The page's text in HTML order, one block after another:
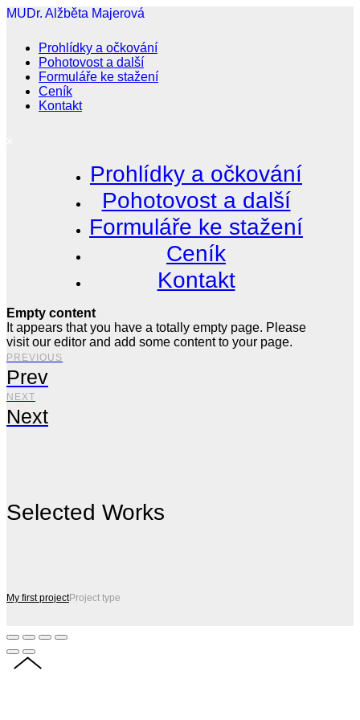
MUDr. Alžběta Majerová
Prohlídky a očkování
Pohotovost a další
Formuláře ke stažení
Ceník
Kontakt
Prohlídky a očkování
Pohotovost a další
Formuláře ke stažení
Ceník
Kontakt
Empty content
It appears that you have a totally empty page. Please
visit our editor and add some content to your page.
PREVIOUS
Prev
NEXT
Next
Selected Works
My first projectProject type